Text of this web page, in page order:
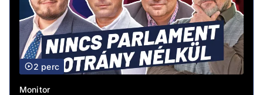
2 perc
Monitor